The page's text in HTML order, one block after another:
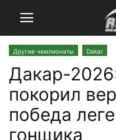
Другие чемпионаты Dakar
Дакар-
покорил
победа
гонщика